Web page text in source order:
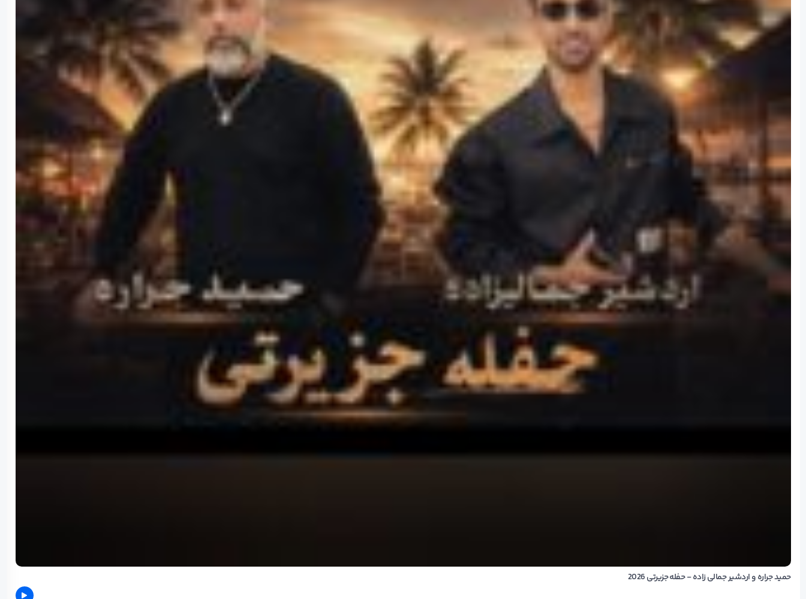
حمید جراره و اردشیر جمالی زاده - حفله جزیرتی 2026